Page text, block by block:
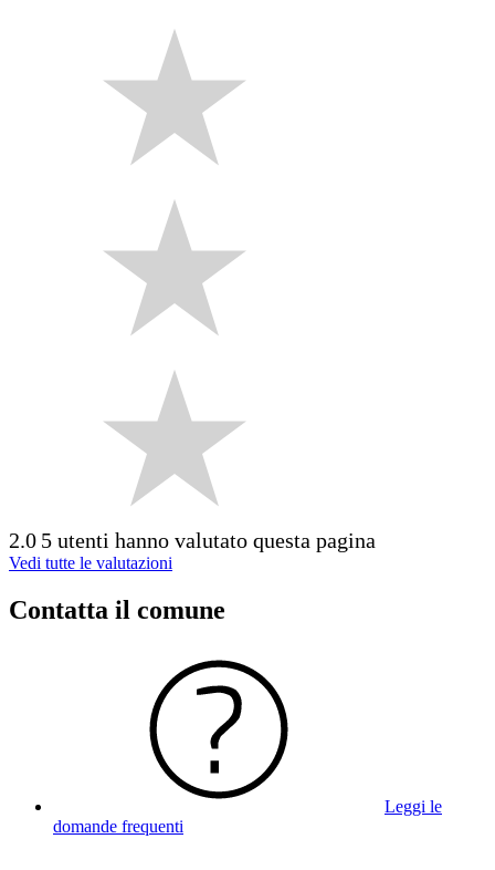
2.0 5 utenti hanno valutato questa pagina
Vedi tutte le valutazioni
Contatta il comune
Leggi le
domande frequenti